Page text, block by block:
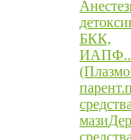
БКК,
средства
мази